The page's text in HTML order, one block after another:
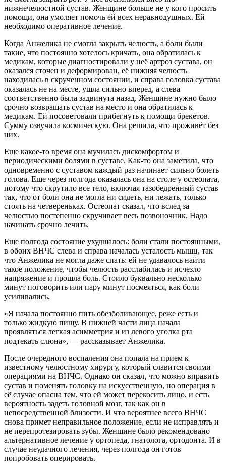
нижнечелюстной сустав. Женщине больше не у кого просить
помощи, она умоляет помочь ей всех неравнодушных. Ей
необходимо оперативное лечение.
Когда Анжелика не смогла закрыть челюсть, а боли были
такие, что постоянно хотелось кричать, она обратилась к
медикам, которые диагностировали у неё артроз сустава, он
оказался сточен и деформирован, её нижняя челюсть
находилась в скрученном состоянии, и справа головка сустава
оказалась не на месте, ушла сильно вперед, а слева
соответственно была задвинута назад. Женщине нужно было
срочно возвращать сустав на место и она обратилась к
медикам. Ей посоветовали прибегнуть к помощи брекетов.
Сумму озвучила космическую. Она решила, что проживёт без
них.
Еще какое-то время она мучилась дискомфортом и
периодическими болями в суставе. Как-то она заметила, что
одновременно с суставом каждый раз начинает сильно болеть
голова. Еще через полгода оказалась она на столе у остеопата,
потому что скрутило все тело, включая тазобедренный сустав
так, что от боли она не могла ни сидеть, ни лежать, только
стоять на четвереньках. Остеопат сказал, что вслед за
челюстью постепенно скручивает весь позвоночник. Надо
начинать срочно лечить.
Еще полгода состояние ухудшалось: боли стали постоянными,
в обоих ВНЧС слева и справа началась усталость мышц, так
что Анжелика не могла даже спать: ей не удавалось найти
такое положение, чтобы челюсть расслабилась и исчезло
напряжение и прошла боль. Стоило буквально несколько
минут поговорить или пару минут посмеяться, как боли
усиливались.
«Я начала постоянно пить обезболивающее, реже есть и
только жидкую пищу. В нижней части лица начала
проявляться легкая асимметрия и из левого уголка рта
подтекать слюна», — рассказывает Анжелика.
После очередного воспаления она попала на прием к
известному челюстному хирургу, который славится своими
операциями на ВНЧС. Однако он сказал, что можно вправить
сустав и поменять головку на искусственную, но операция в
её случае опасна тем, что ей может перекосить лицо, и есть
вероятность задеть головной мозг, так как он в
непосредственной близости. И что вероятнее всего ВНЧС
снова примет неправильное положение, если не исправлять и
не перепротезировать зубы. Женщине было рекомендовано
альтернативное лечение у ортопеда, гнатолога, ортодонта. И в
случае неудачного лечения, через полгода он готов
попробовать оперировать.